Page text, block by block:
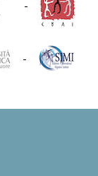
-
-